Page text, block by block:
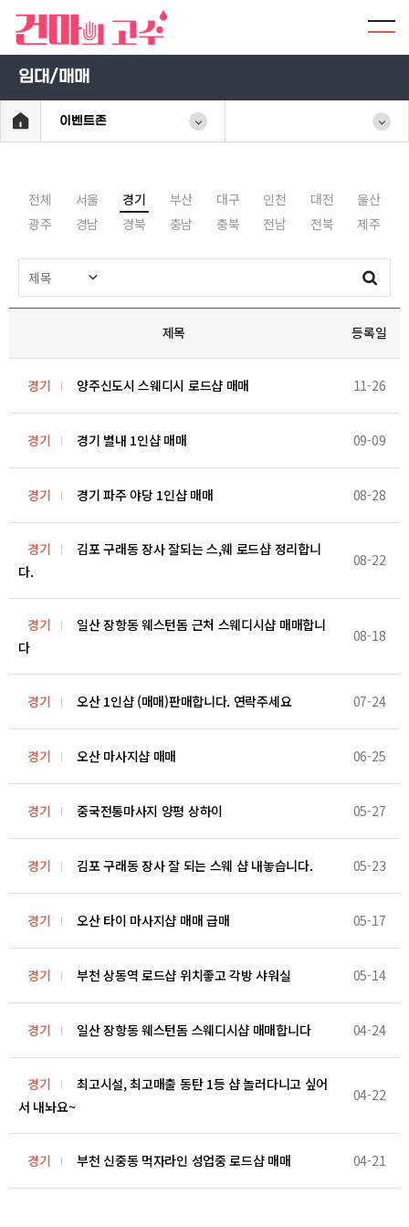
임대/매매
이벤트존
전체 서울 경기 부산 대구 인천 대전
울산
광주
경남 경북 충남 충북 전남 전북 제주
제목 등록일
경기 양주신도시 스웨디시 로드샵 매매 11-26
경기 경기 별내 1인샵 매매 09-09
경기 경기 파주 야당 1인샵 매매 08-28
경기
김포 구래동 장사 잘되는 스,웨 로드샵 정리합니
다.
08-22
경기
일산 장항동 웨스턴돔 근처 스웨디시샵 매매합니
다
08-18
경기 오산 1인샵 (매매)판매합니다. 연락주세요 07-24
경기 오산 마사지샵 매매 06-25
경기 중국전통마사지 양평 상하이 05-27
경기 김포 구래동 장사 잘 되는 스웨 샵 내놓습니다. 05-23
경기 오산 타이 마사지샵 매매 급매 05-17
경기 부천 상동역 로드샵 위치좋고 각방 샤워실 05-14
경기 일산 장항동 웨스턴돔 스웨디시샵 매매합니다 04-24
경기
최고시설, 최고매출 동탄 1등 샵 놀러다니고 싶어
서 내놔요~
04-22
경기 부천 신중동 먹자라인 성업중 로드샵 매매 04-21